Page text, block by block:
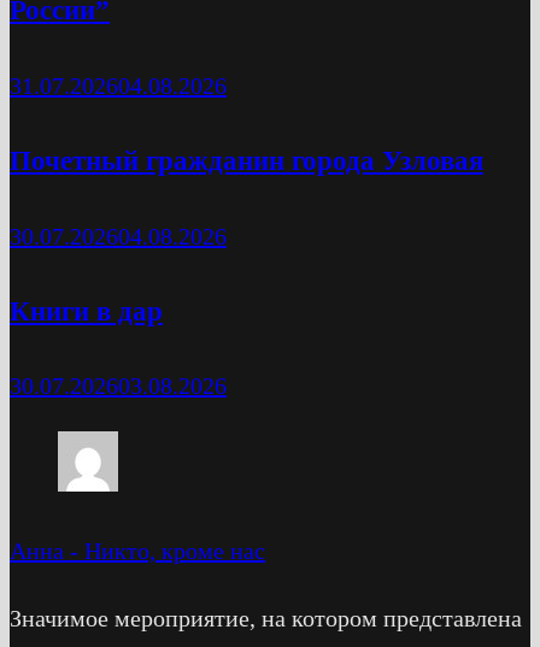
России”
31.07.202604.08.2026
Почетный гражданин города Узловая
30.07.202604.08.2026
Книги в дар
30.07.202603.08.2026
Анна - Никто, кроме нас
Значимое мероприятие, на котором представлена